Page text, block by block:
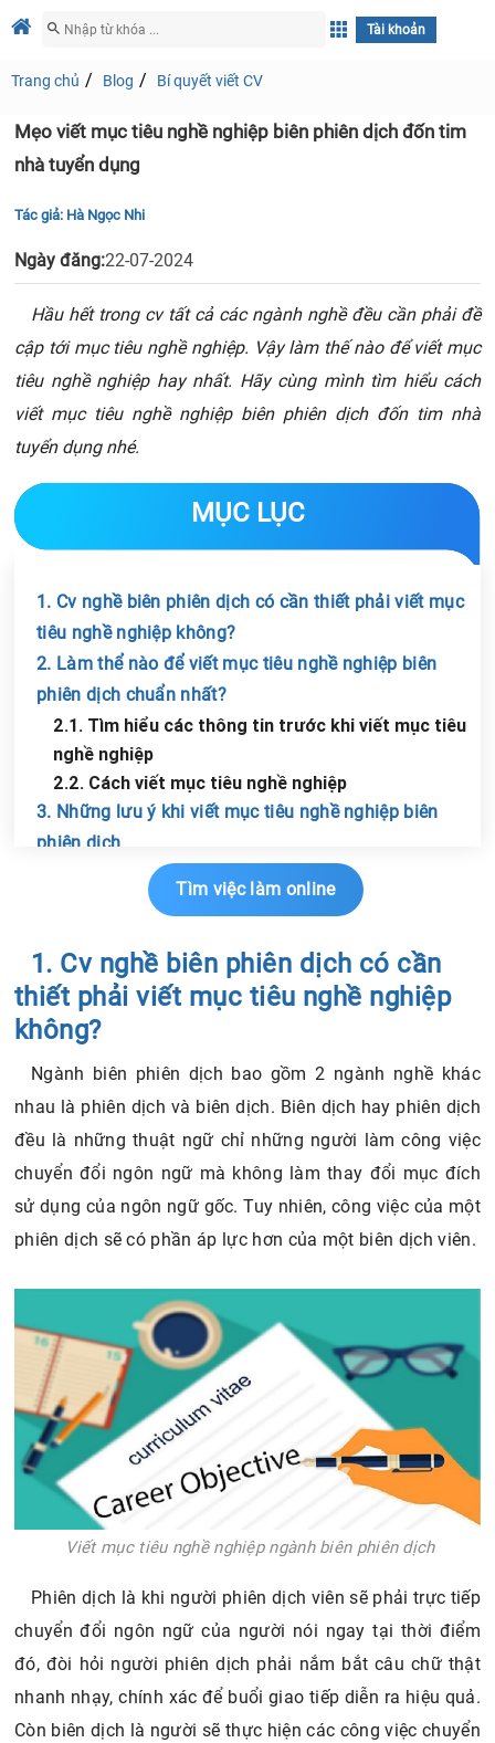
Tài khoản
Trang chủ Blog Bí quyết viết CV
Mẹo viết mục tiêu nghề nghiệp biên phiên dịch đốn tim
nhà tuyển dụng
Tác giả: Hà Ngọc Nhi
Ngày đăng:22-07-2024
Hầu hết trong cv tất cả các ngành nghề đều cần phải đề
cập tới mục tiêu nghề nghiệp. Vậy làm thế nào để viết mục
tiêu nghề nghiệp hay nhất. Hãy cùng mình tìm hiểu cách
viết mục tiêu nghề nghiệp biên phiên dịch đốn tim nhà
tuyển dụng nhé.
MỤC LỤC
1. Cv nghề biên phiên dịch có cần thiết phải viết mục
tiêu nghề nghiệp không?
2. Làm thể nào để viết mục tiêu nghề nghiệp biên
phiên dịch chuẩn nhất?
2.1. Tìm hiểu các thông tin trước khi viết mục tiêu
nghề nghiệp
2.2. Cách viết mục tiêu nghề nghiệp
3. Những lưu ý khi viết mục tiêu nghề nghiệp biên
phiên dịch
Chia sẻ tin với bạn bè
Tìm việc làm online
1. Cv nghề biên phiên dịch có cần
thiết phải viết mục tiêu nghề nghiệp
không?
Ngành biên phiên dịch bao gồm 2 ngành nghề khác
nhau là phiên dịch và biên dịch. Biên dịch hay phiên dịch
đều là những thuật ngữ chỉ những người làm công việc
chuyển đổi ngôn ngữ mà không làm thay đổi mục đích
sử dụng của ngôn ngữ gốc. Tuy nhiên, công việc của một
phiên dịch sẽ có phần áp lực hơn của một biên dịch viên.
​ Viết mục tiêu nghề nghiệp ngành biên phiên dịch
Phiên dịch là khi người phiên dịch viên sẽ phải trực tiếp
chuyển đổi ngôn ngữ của người nói ngay tại thời điểm
đó, đòi hỏi người phiên dịch phải nắm bắt câu chữ thật
nhanh nhạy, chính xác để buổi giao tiếp diễn ra hiệu quả.
Còn biên dịch là người sẽ thực hiện các công việc chuyển